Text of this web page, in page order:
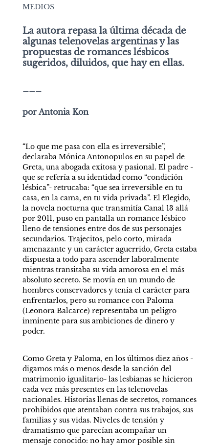
MEDIOS
La autora repasa la última década de
algunas telenovelas argentinas y las
propuestas de romances lésbicos
sugeridos, diluidos, que hay en ellas.
por Antonia Kon
“Lo que me pasa con ella es irreversible”,
declaraba Mónica Antonopulos en su papel de
Greta, una abogada exitosa y pasional. El padre -
que se refería a su identidad como “condición
lésbica”- retrucaba: “que sea irreversible en tu
casa, en la cama, en tu vida privada”. El Elegido,
la novela nocturna que transmitía Canal 13 allá
por 2011, puso en pantalla un romance lésbico
lleno de tensiones entre dos de sus personajes
secundarios. Trajecitos, pelo corto, mirada
amenazante y un carácter aguerrido, Greta estaba
dispuesta a todo para ascender laboralmente
mientras transitaba su vida amorosa en el más
absoluto secreto. Se movía en un mundo de
hombres conservadores y tenía el carácter para
enfrentarlos, pero su romance con Paloma
(Leonora Balcarce) representaba un peligro
inminente para sus ambiciones de dinero y
poder.
Como Greta y Paloma, en los últimos diez años -
digamos más o menos desde la sanción del
matrimonio igualitario- las lesbianas se hicieron
cada vez más presentes en las telenovelas
nacionales. Historias llenas de secretos, romances
prohibidos que atentaban contra sus trabajos, sus
familias y sus vidas. Niveles de tensión y
dramatismo que parecían acompañar un
mensaje conocido: no hay amor posible sin